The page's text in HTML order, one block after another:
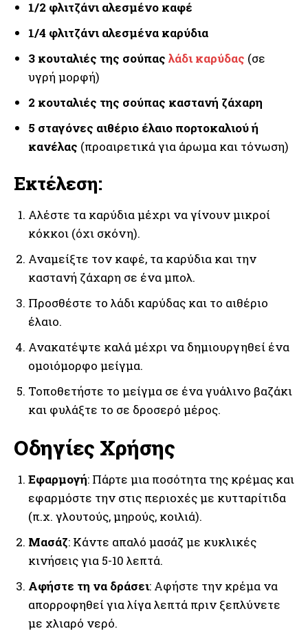
1/2 φλιτζάνι αλεσμένο καφέ
1/4 φλιτζάνι αλεσμένα καρύδια
3 κουταλιές της σούπας λάδι καρύδας (σε
υγρή μορφή)
2 κουταλιές της σούπας καστανή ζάχαρη
5 σταγόνες αιθέριο έλαιο πορτοκαλιού ή
κανέλας (προαιρετικά για άρωμα και τόνωση)
Εκτέλεση:
Αλέστε τα καρύδια μέχρι να γίνουν μικροί
κόκκοι (όχι σκόνη).
Αναμείξτε τον καφέ, τα καρύδια και την
καστανή ζάχαρη σε ένα μπολ.
Προσθέστε το λάδι καρύδας και το αιθέριο
έλαιο.
Ανακατέψτε καλά μέχρι να δημιουργηθεί ένα
ομοιόμορφο μείγμα.
Τοποθετήστε το μείγμα σε ένα γυάλινο βαζάκι
και φυλάξτε το σε δροσερό μέρος.
Οδηγίες Χρήσης
Εφαρμογή: Πάρτε μια ποσότητα της κρέμας και
εφαρμόστε την στις περιοχές με κυτταρίτιδα
(π.χ. γλουτούς, μηρούς, κοιλιά).
Μασάζ: Κάντε απαλό μασάζ με κυκλικές
κινήσεις για 5-10 λεπτά.
Αφήστε τη να δράσει: Αφήστε την κρέμα να
απορροφηθεί για λίγα λεπτά πριν ξεπλύνετε
με χλιαρό νερό.